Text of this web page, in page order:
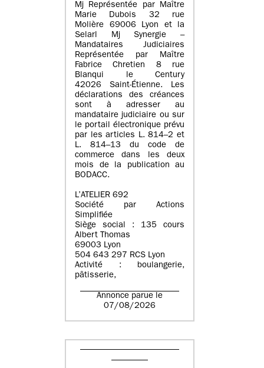
Mj Représentée par Maître
Marie Dubois 32 rue
Molière 69006 Lyon et la
Selarl Mj Synergie –
Mandataires Judiciaires
Représentée par Maître
Fabrice Chretien 8 rue
Blanqui le Century
42026 Saint-Étienne. Les
déclarations des créances
sont à adresser au
mandataire judiciaire ou sur
le portail électronique prévu
par les articles L. 814–2 et
L. 814–13 du code de
commerce dans les deux
mois de la publication au
BODACC.
L’ATELIER 692
Société par Actions
Simplifiée
Siège social : 135 cours
Albert Thomas
69003 Lyon
504 643 297 RCS Lyon
Activité : boulangerie,
pâtisserie,
Annonce parue le
07/08/2026